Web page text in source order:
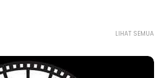
LIHAT SEMUA